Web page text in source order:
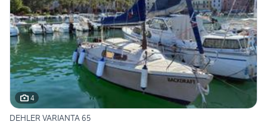
4
DEHLER VARIANTA 65